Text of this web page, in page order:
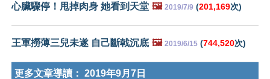
心臟驟停！甩掉肉身 她看到天堂 🖼️ 2019/7/9 (201,169次)
王軍撈薄三兒未遂 自己斷戟沉底 🖼️ 2019/6/15 (744,520次)
更多文章導讀： 2019年9月7日